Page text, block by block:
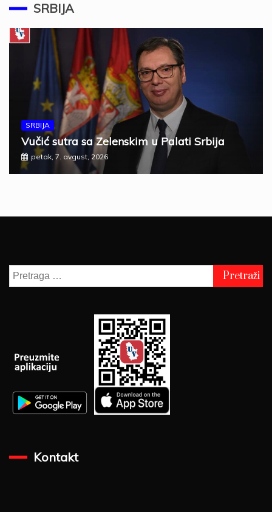
SRBIJA
SRBIJA
Vučić sutra sa Zelenskim u Palati Srbija
petak, 7. avgust, 2026
Pretraga
za:
Kontakt